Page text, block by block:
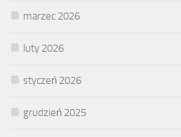
marzec 2026
luty 2026
styczeń 2026
grudzień 2025